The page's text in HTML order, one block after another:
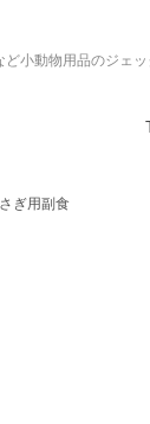
ど小動物用品のジェッ
ぎ用副食